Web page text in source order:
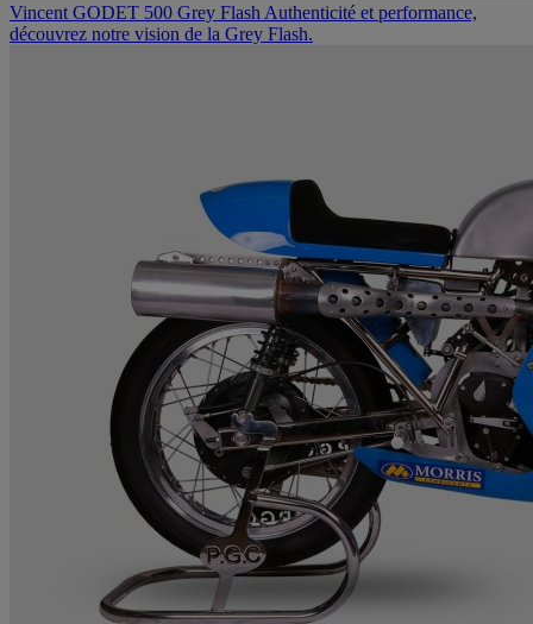
Vincent GODET 500 Grey Flash Authenticité et performance,
découvrez notre vision de la Grey Flash.